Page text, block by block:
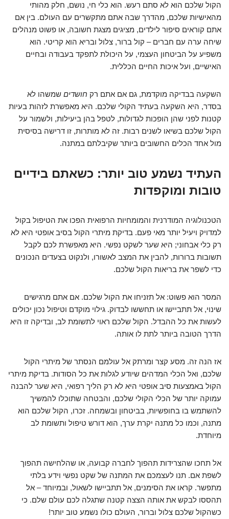
הקול שלכם הוא לא סתם רעש. הוא כלי חי, נושם, חלק מהותי
מהאישיות שלכם, מהדרך שבה אתם מתקשרים עם העולם. בין אם
אתם קוראים סיפור לילדים, מציגים מצגת חשובה, או פשוט מנהלים
שיחה ערה עם חברים – קול ברור, צלול ובריא הוא קריטי. הוא
משפיע על הביטחון העצמי, על היכולת לתפקד בעבודה ובחיים
האישיים, ועל איכות החיים הכללית.
השקעה בבדיקה מוקדמת, גם אם אתם רק חושדים שמשהו לא
בסדר, היא השקעה בעתיד הקולי שלכם. היא מאפשרת לזהות בעיות
קטנות לפני שהן הופכות לגדולות, לטפל בהן ביעילות, ולשמור על
הקול שלכם בשיאו לשנים רבות. זה לא מותרות, זו דרישה בסיסית
מול אחד הכלים החשובים ביותר שקיבלתם במתנה.
העתיד נשמע טוב יותר: כשאתם בידיים
טובות ומוקפדות
הטכנולוגיה המודרנית והמומחיות הרפואית הפכו את הטיפול בקול
למדויק ויעיל יותר מאי פעם. בדיקת מיתרי הקול בסיב אופטי היא לא
רק כלי אבחוני; היא שער לשקט נפשי. היא מאפשרת לכם לקבל
תשובות ברורות, להבין את המצב לאשורו, ולנקוט בצעדים הנכונים
כדי לשפר את בריאות הקול שלכם.
המסר הוא פשוט: אל תזניחו את הקול שלכם. אם אתם מרגישים
שינוי, אל תתביישו או תחששו לבדוק. גילוי מוקדם וטיפול נכון יכולים
לעשות את כל ההבדל. הקול שלכם ראוי לתשומת לב, ובדיקה זו היא
הדרך הטובה ביותר לתת לו אותה.
אז הנה זה. מסע קצר ומרתק אל עולמם הנסתר של מיתרי הקול
שלכם, ואל הכלי המדהים שיודע לגלות את כל הסודות. בדיקת מיתרי
הקול באמצעות סיב אופטי היא לא רק הליך רפואי, היא שער להבנה
עמוקה יותר של הכלי הקולי שלכם, והבטחה שתוכלו להמשיך
להשתמש בו בחופשיות, בביטחון ובשמחה. זכרו, הקול שלכם הוא
מתנה, וכמו כל מתנה יקרת ערך, הוא דורש טיפול ותשומת לב
מיוחדת.
אל תחכו שהצרידות תהפוך לחברה קבועה, או שהלחישה תהפוך
לשפת אם. תנו לעצמכם את המתנה של שקט נפשי וידע בלתי
מתפשר. קראו את הסימנים, אל תתביישו לשאול, ובמיוחד – אל
תהססו לבקש את אותה הצצה קטנה שתגלה לכם עולם שלם. כי
כשהקול שלכם צלול וברור, העולם כולו נשמע טוב יותר!